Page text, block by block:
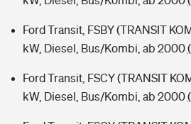
Ford Transit, FSBY (TRANSIT
kW, Diesel, Bus/Kombi, ab 2000
Ford Transit, FSCY (TRANSIT
kW, Diesel, Bus/Kombi, ab 2000